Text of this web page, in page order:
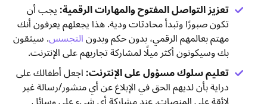
تعزيز التواصل المفتوح والمهارات الرقمية:يجب أن
تكون صبورًا وتبدأ محادثات ودية. هذا يجعلهم يعرفون أنك
مهتم بعالمهم الرقمي، بدون حكم وبدونالتجسس. سيثقون
بك وسيكونون أكثر ميلًا لمشاركة تجاربهم على الإنترنت.
تعليم سلوك مسؤول على الإنترنت:اجعل أطفالك على
دراية بأن لديهم الحق في الإبلاغ عن أي منشور/رسالة غير